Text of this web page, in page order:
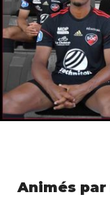
Animés